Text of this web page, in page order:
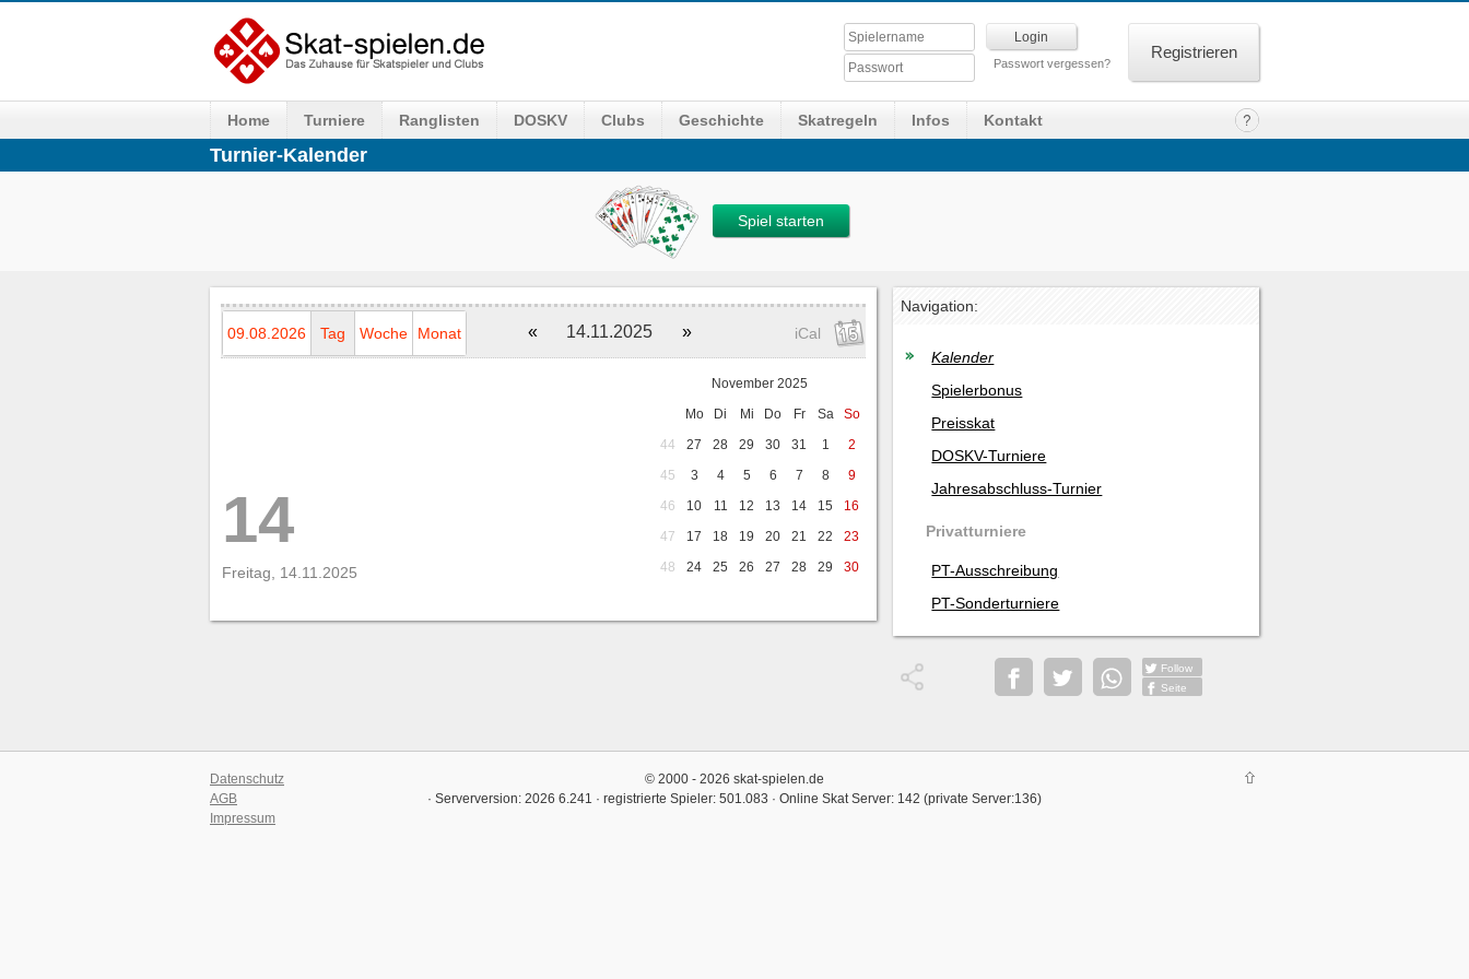
Passwort vergessen?
Registrieren
Home Turniere Ranglisten DOSKV Clubs Geschichte Skatregeln Infos Kontakt
Turnier-Kalender
Spiel starten
09.08.2026 Tag Woche Monat « 14.11.2025 » iCal
14
Freitag, 14.11.2025
November 2025
Mo
Di Mi Do Fr Sa
So
44
27 28 29 30 31 1
2
45
3 4 5 6 7 8
9
46
10 11 12 13 14 15
16
47
17 18 19 20 21 22
23
48
24 25 26 27 28 29 30
Navigation:
Kalender
Spielerbonus
Preisskat
DOSKV-Turniere
Jahresabschluss-Turnier
Privatturniere
PT-Ausschreibung
PT-Sonderturniere
Follow
Seite
Datenschutz
AGB
Impressum
© 2000 - 2026 skat-spielen.de
· Serverversion: 2026 6.241 · registrierte Spieler: 501.083 · Online Skat Server: 142 (private Server:136)